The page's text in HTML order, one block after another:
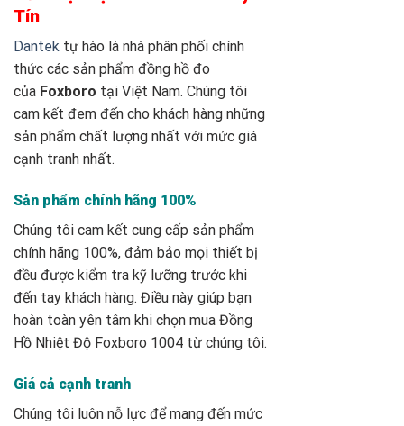
Tín
Dantek tự hào là nhà phân phối chính
thức các sản phẩm đồng hồ đo
của Foxboro tại Việt Nam. Chúng tôi
cam kết đem đến cho khách hàng những
sản phẩm chất lượng nhất với mức giá
cạnh tranh nhất.
Sản phẩm chính hãng 100%
Chúng tôi cam kết cung cấp sản phẩm
chính hãng 100%, đảm bảo mọi thiết bị
đều được kiểm tra kỹ lưỡng trước khi
đến tay khách hàng. Điều này giúp bạn
hoàn toàn yên tâm khi chọn mua Đồng
Hồ Nhiệt Độ Foxboro 1004 từ chúng tôi.
Giá cả cạnh tranh
Chúng tôi luôn nỗ lực để mang đến mức